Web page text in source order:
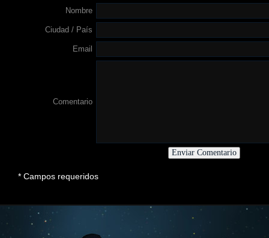
Nombre
Ciudad / País
Email
Comentario
* Campos requeridos